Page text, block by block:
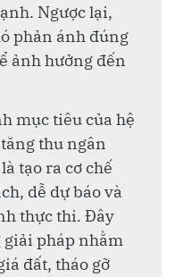
Ngược lại,
phản ánh đúng
ảnh hưởng đến
mục tiêu của hệ
thu ngân
tạo ra cơ chế
dễ dự báo và
thực thi. Đây
pháp nhằm
đất, tháo gỡ